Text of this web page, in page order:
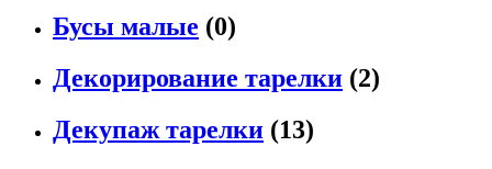
Бусы малые (0)
Декорирование тарелки (2)
Декупаж тарелки (13)